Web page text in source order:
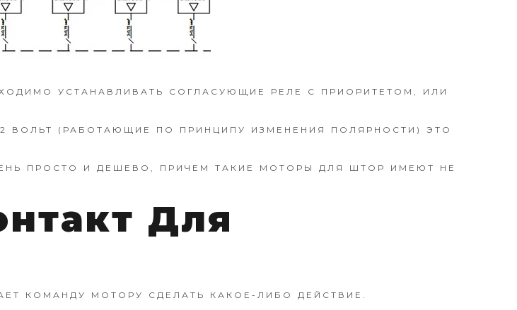
УСТАНАВЛИВАТЬ СОГЛАСУЮЩИЕ РЕЛЕ С ПРИОРИТЕТОМ, ИЛИ
ВОЛЬТ (РАБОТАЮЩИЕ ПО ПРИНЦИПУ ИЗМЕНЕНИЯ ПОЛЯРНОСТИ) ЭТО
ПРОСТО И ДЕШЕВО, ПРИЧЕМ ТАКИЕ МОТОРЫ ДЛЯ ШТОР ИМЕЮТ НЕ
Для
КОМАНДУ МОТОРУ СДЕЛАТЬ КАКОЕ-ЛИБО ДЕЙСТВИЕ.